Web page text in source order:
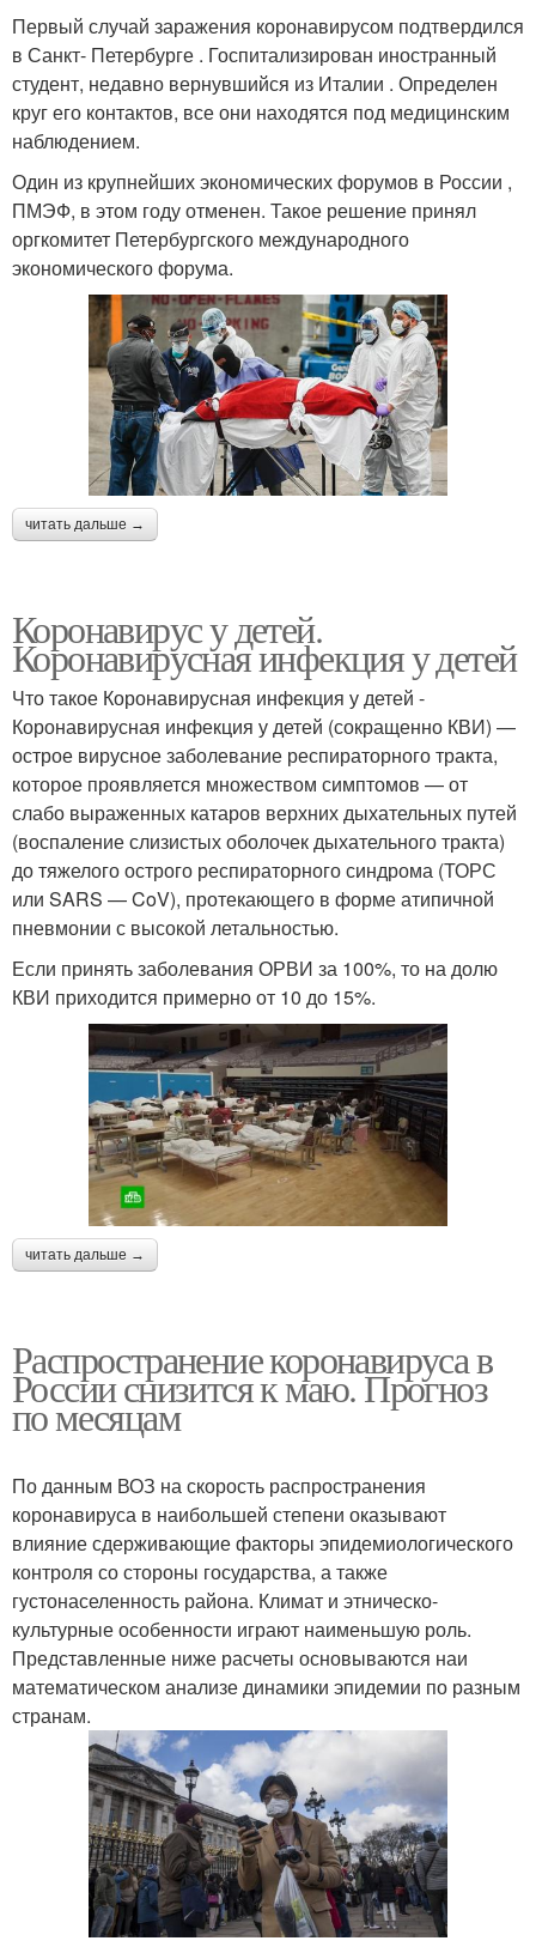
Первый случай заражения коронавирусом подтвердился
в Санкт- Петербурге . Госпитализирован иностранный
студент, недавно вернувшийся из Италии . Определен
круг его контактов, все они находятся под медицинским
наблюдением.
Один из крупнейших экономических форумов в России ,
ПМЭФ, в этом году отменен. Такое решение принял
оргкомитет Петербургского международного
экономического форума.
читать дальше →
Коронавирус у детей.
Коронавирусная инфекция у детей
Что такое Коронавирусная инфекция у детей -
Коронавирусная инфекция у детей (сокращенно КВИ) —
острое вирусное за­болевание респираторного тракта,
которое проявляется множеством симптомов — от
слабо выраженных катаров верхних дыхательных путей
(воспаление слизистых оболочек дыхательного тракта)
до тяжелого острого респираторного синдрома (ТОРС
или SARS — CoV), протекающего в форме атипичной
пневмонии с высокой леталь­ностью.
Если принять заболевания ОРВИ за 100%, то на долю
КВИ приходится примерно от 10 до 15%.
читать дальше →
Распространение коронавируса в
России снизится к маю. Прогноз
по месяцам
По данным ВОЗ на скорость распространения
коронавируса в наибольшей степени оказывают
влияние сдерживающие факторы эпидемиологического
контроля со стороны государства, а также
густонаселенность района. Климат и этническо-
культурные особенности играют наименьшую роль.
Представленные ниже расчеты основываются наи
математическом анализе динамики эпидемии по разным
странам.